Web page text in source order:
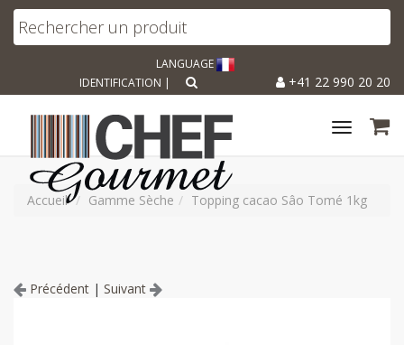
LANGUAGE
+41 22 990 20 20
IDENTIFICATION |
Toggle
Accueil Gamme Sèche Topping cacao Sâo Tomé 1kg
Précédent | Suivant